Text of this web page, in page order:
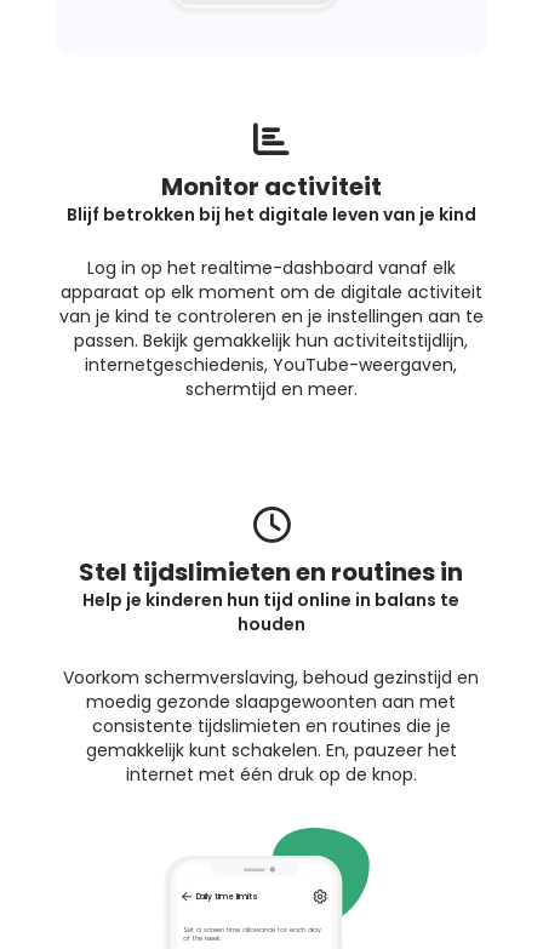
Monitor activiteit
Blijf betrokken bij het digitale leven van je kind
Log in op het realtime-dashboard vanaf elk
apparaat op elk moment om de digitale activiteit
van je kind te controleren en je instellingen aan te
passen. Bekijk gemakkelijk hun activiteitstijdlijn,
internetgeschiedenis, YouTube-weergaven,
schermtijd en meer.
Stel tijdslimieten en routines in
Help je kinderen hun tijd online in balans te
houden
Voorkom schermverslaving, behoud gezinstijd en
moedig gezonde slaapgewoonten aan met
consistente tijdslimieten en routines die je
gemakkelijk kunt schakelen. En, pauzeer het
internet met één druk op de knop.
Daily time limits
Set a screen time allowance for each day
of the week.